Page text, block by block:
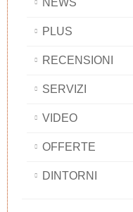
NEWS
PLUS
RECENSIONI
SERVIZI
VIDEO
OFFERTE
DINTORNI